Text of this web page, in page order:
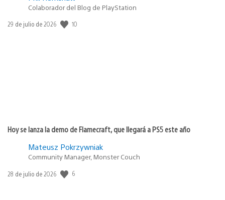
Colaborador del Blog de PlayStation
Fecha
29 de julio de 2026 10
Hoy se lanza la demo de Flamecraft, que llegará a PS5 este año
Mateusz Pokrzywniak
Community Manager, Monster Couch
Fecha
28 de julio de 2026 6